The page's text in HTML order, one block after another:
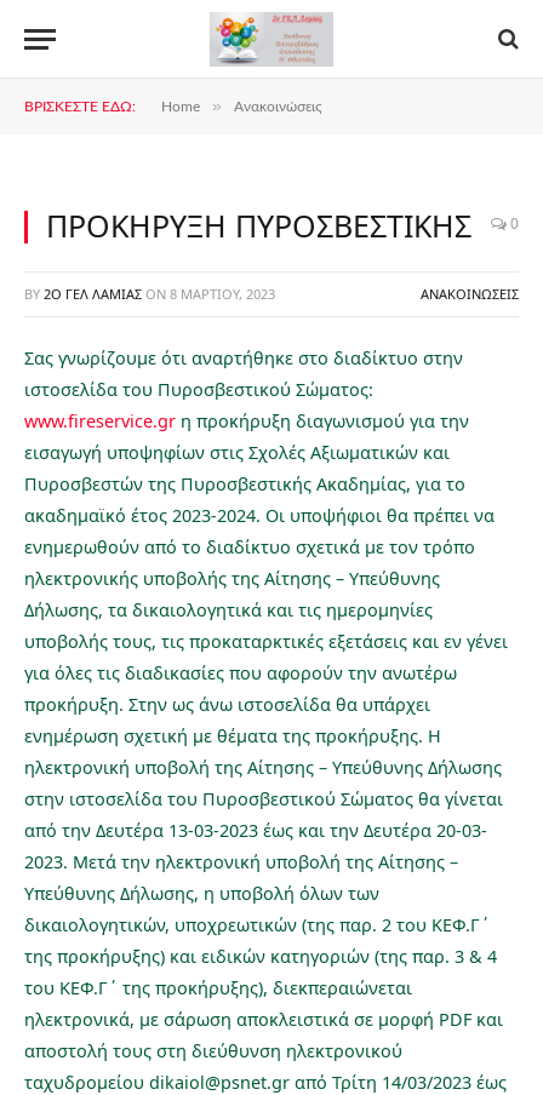
ΒΡΊΣΚΕΣΤΕ ΕΔΏ: Home » Ανακοινώσεις
ΠΡΟΚΗΡΥΞΗ ΠΥΡΟΣΒΕΣΤΙΚΗΣ 0
BY 2Ο ΓΕΛ ΛΑΜΊΑΣ ON 8 ΜΑΡΤΊΟΥ, 2023 ΑΝΑΚΟΙΝΏΣΕΙΣ
Σας γνωρίζουμε ότι αναρτήθηκε στο διαδίκτυο στην
ιστοσελίδα του Πυροσβεστικού Σώματος:
www.fireservice.gr η προκήρυξη διαγωνισμού για την
εισαγωγή υποψηφίων στις Σχολές Αξιωματικών και
Πυροσβεστών της Πυροσβεστικής Ακαδημίας, για το
ακαδημαϊκό έτος 2023-2024. Οι υποψήφιοι θα πρέπει να
ενημερωθούν από το διαδίκτυο σχετικά με τον τρόπο
ηλεκτρονικής υποβολής της Αίτησης – Υπεύθυνης
Δήλωσης, τα δικαιολογητικά και τις ημερομηνίες
υποβολής τους, τις προκαταρκτικές εξετάσεις και εν γένει
για όλες τις διαδικασίες που αφορούν την ανωτέρω
προκήρυξη. Στην ως άνω ιστοσελίδα θα υπάρχει
ενημέρωση σχετική με θέματα της προκήρυξης. Η
ηλεκτρονική υποβολή της Αίτησης – Υπεύθυνης Δήλωσης
στην ιστοσελίδα του Πυροσβεστικού Σώματος θα γίνεται
από την Δευτέρα 13-03-2023 έως και την Δευτέρα 20-03-
2023. Μετά την ηλεκτρονική υποβολή της Αίτησης –
Υπεύθυνης Δήλωσης, η υποβολή όλων των
δικαιολογητικών, υποχρεωτικών (της παρ. 2 του ΚΕΦ.Γ΄
της προκήρυξης) και ειδικών κατηγοριών (της παρ. 3 & 4
του ΚΕΦ.Γ΄ της προκήρυξης), διεκπεραιώνεται
ηλεκτρονικά, με σάρωση αποκλειστικά σε μορφή PDF και
αποστολή τους στη διεύθυνση ηλεκτρονικού
ταχυδρομείου dikaiol@psnet.gr από Τρίτη 14/03/2023 έως